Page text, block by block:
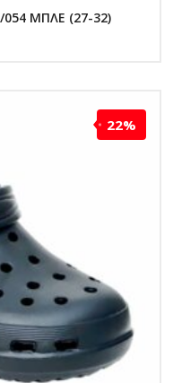
054 ΜΠΛΕ (27-32)
22%